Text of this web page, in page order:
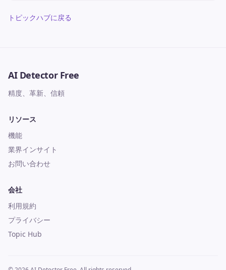
トピックハブに戻る
AI Detector Free
精度、革新、信頼
リソース
機能
業界インサイト
お問い合わせ
会社
利用規約
プライバシー
Topic Hub